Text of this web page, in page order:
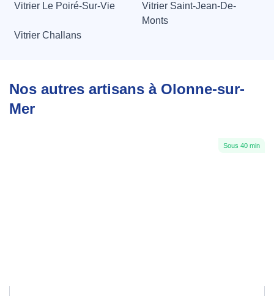
Vitrier Le Poiré-Sur-Vie
Vitrier Saint-Jean-De-
Monts
Vitrier Challans
Nos autres artisans à Olonne-sur-
Mer
Sous 40 min